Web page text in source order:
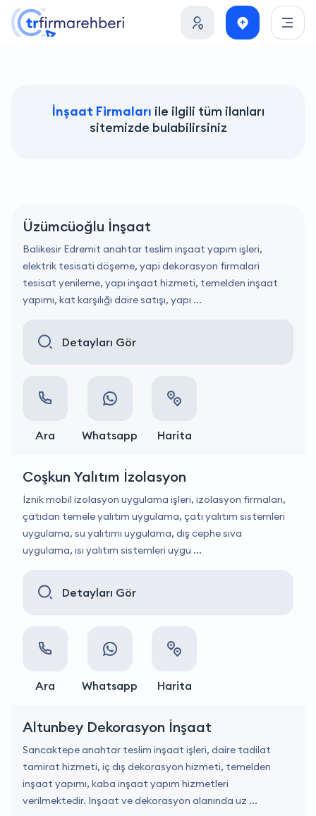
İnşaat Firmaları ile ilgili tüm ilanları
sitemizde bulabilirsiniz
Üzümcüoğlu İnşaat
Balikesir Edremit anahtar teslim inşaat yapım işleri,
elektrik tesisati döşeme, yapi dekorasyon firmalari
tesisat yenileme, yapı inşaat hizmeti, temelden inşaat
yapımı, kat karşılığı daire satışı, yapı ...
Detayları Gör
Ara Whatsapp Harita
Coşkun Yalıtım İzolasyon
İznik mobil izolasyon uygulama işleri, izolasyon firmaları,
çatıdan temele yalıtım uygulama, çatı yalıtım sistemleri
uygulama, su yalıtımı uygulama, dış cephe sıva
uygulama, ısı yalıtım sistemleri uygu ...
Detayları Gör
Ara Whatsapp Harita
Altunbey Dekorasyon İnşaat
Sancaktepe anahtar teslim inşaat işleri, daire tadilat
tamirat hizmeti, iç dış dekorasyon hizmeti, temelden
inşaat yapımı, kaba inşaat yapım hizmetleri
verilmektedir. İnşaat ve dekorasyon alanında uz ...